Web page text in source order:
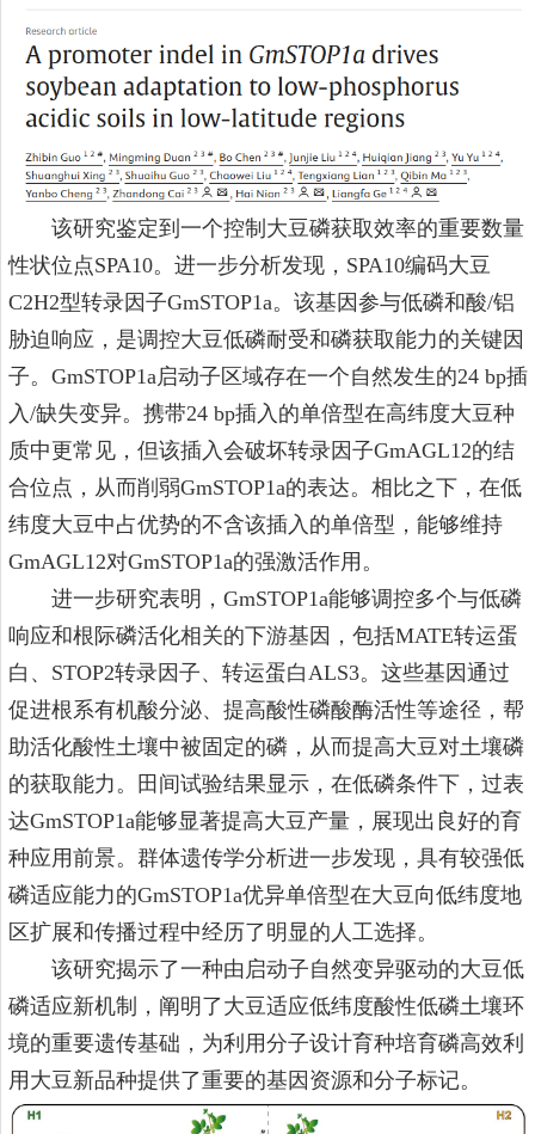
该研究鉴定到一个控制大豆磷获取效率的重要数量
性状位点SPA10。进一步分析发现，SPA10编码大豆
C2H2型转录因子GmSTOP1a。该基因参与低磷和酸/铝
胁迫响应，是调控大豆低磷耐受和磷获取能力的关键因
子。GmSTOP1a启动子区域存在一个自然发生的24 bp插
入/缺失变异。携带24 bp插入的单倍型在高纬度大豆种
质中更常见，但该插入会破坏转录因子GmAGL12的结
合位点，从而削弱GmSTOP1a的表达。相比之下，在低
纬度大豆中占优势的不含该插入的单倍型，能够维持
GmAGL12对GmSTOP1a的强激活作用。
进一步研究表明，GmSTOP1a能够调控多个与低磷
响应和根际磷活化相关的下游基因，包括MATE转运蛋
白、STOP2转录因子、转运蛋白ALS3。这些基因通过
促进根系有机酸分泌、提高酸性磷酸酶活性等途径，帮
助活化酸性土壤中被固定的磷，从而提高大豆对土壤磷
的获取能力。田间试验结果显示，在低磷条件下，过表
达GmSTOP1a能够显著提高大豆产量，展现出良好的育
种应用前景。群体遗传学分析进一步发现，具有较强低
磷适应能力的GmSTOP1a优异单倍型在大豆向低纬度地
区扩展和传播过程中经历了明显的人工选择。
该研究揭示了一种由启动子自然变异驱动的大豆低
磷适应新机制，阐明了大豆适应低纬度酸性低磷土壤环
境的重要遗传基础，为利用分子设计育种培育磷高效利
用大豆新品种提供了重要的基因资源和分子标记。